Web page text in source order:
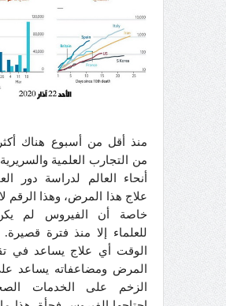
من التجارب العلمية
أنحاء العالم لدراسة دور
علاج هذا المرض، وهذا الرقم
خاصة أن الفيروس لم
للعلماء إلا منذ فترة
الوقت أي علاج يساعد في
المرض ومضاعفاته يساعد
الزخم على الخدمات